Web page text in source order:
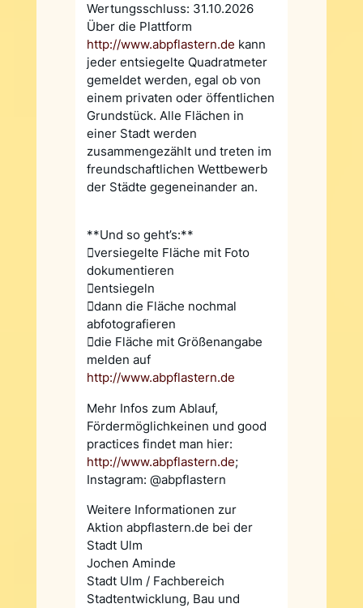
Wertungsschluss: 31.10.2026
Über die Plattform
http://www.abpflastern.de kann
jeder entsiegelte Quadratmeter
gemeldet werden, egal ob von
einem privaten oder öffentlichen
Grundstück. Alle Flächen in
einer Stadt werden
zusammengezählt und treten im
freundschaftlichen Wettbewerb
der Städte gegeneinander an.
**Und so geht’s:**
versiegelte Fläche mit Foto
dokumentieren
entsiegeln
dann die Fläche nochmal
abfotografieren
die Fläche mit Größenangabe
melden auf
http://www.abpflastern.de
Mehr Infos zum Ablauf,
Fördermöglichkeinen und good
practices findet man hier:
http://www.abpflastern.de;
Instagram: @abpflastern
Weitere Informationen zur
Aktion abpflastern.de bei der
Stadt Ulm
Jochen Aminde
Stadt Ulm / Fachbereich
Stadtentwicklung, Bau und